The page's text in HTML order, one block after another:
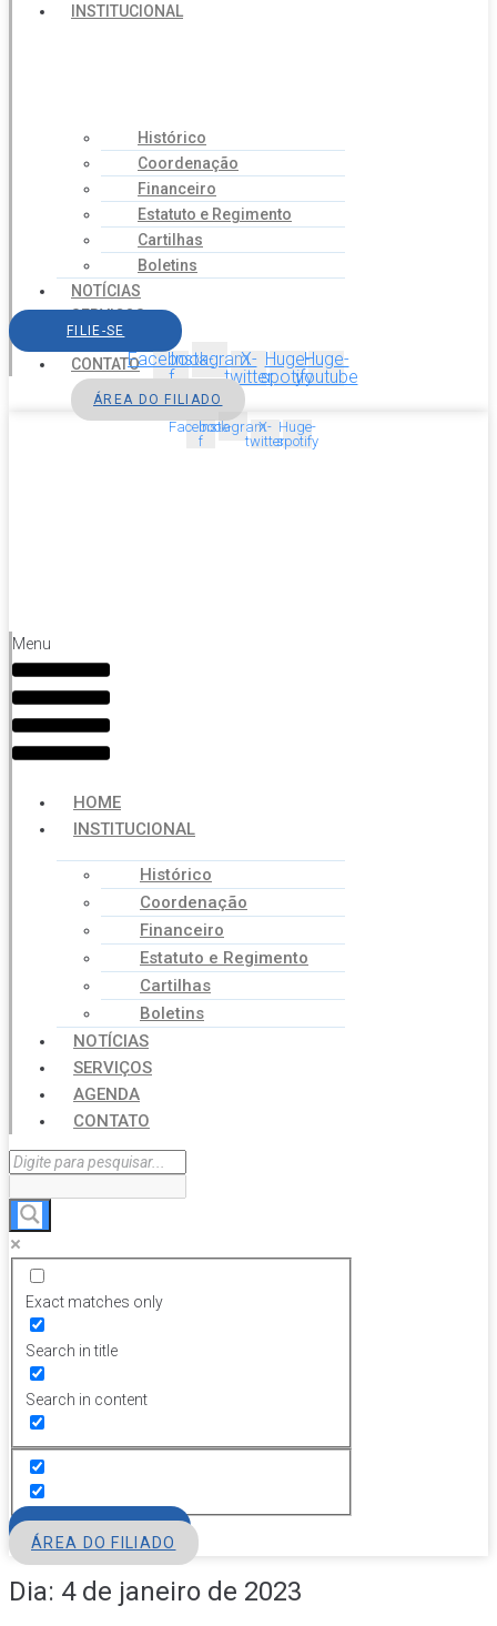
INSTITUCIONAL
Histórico
Coordenação
Financeiro
Estatuto e Regimento
Cartilhas
Boletins
NOTÍCIAS
SERVIÇOS
AGENDA
CONTATO
FILIE-SE
Facebook-
f
InstagramX-
twitter
Huge-
spotify
Huge-
youtube
ÁREA DO FILIADO
Facebook-
f
InstagramX-
twitter
Huge-
spotify
Menu
HOME
INSTITUCIONAL
Histórico
Coordenação
Financeiro
Estatuto e Regimento
Cartilhas
Boletins
NOTÍCIAS
SERVIÇOS
AGENDA
CONTATO
Exact matches only
Search in title
Search in content
ÁREA DO FILIADO
Dia: 4 de janeiro de 2023